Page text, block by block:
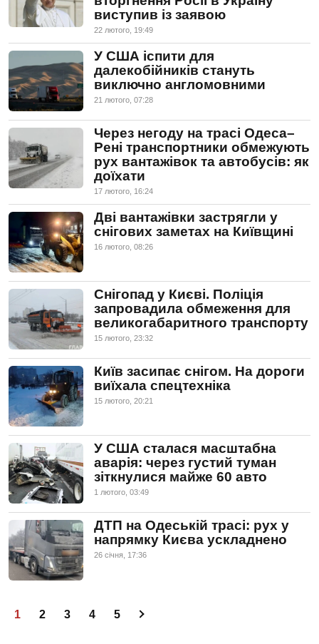
виступив із заявою
22 лютого, 19:49
У США іспити для
далекобійників стануть
виключно англомовними
21 лютого, 07:28
Через негоду на трасі Одеса–
Рені транспортники обмежують
рух вантажівок та автобусів: як
доїхати
17 лютого, 16:24
Дві вантажівки застрягли у
снігових заметах на Київщині
16 лютого, 08:26
Снігопад у Києві. Поліція
запровадила обмеження для
великогабаритного транспорту
15 лютого, 23:32
Київ засипає снігом. На дороги
виїхала спецтехніка
15 лютого, 20:21
У США сталася масштабна
аварія: через густий туман
зіткнулися майже 60 авто
1 лютого, 03:49
ДТП на Одеській трасі: рух у
напрямку Києва ускладнено
26 сiчня, 17:36
1 2 3 4 5